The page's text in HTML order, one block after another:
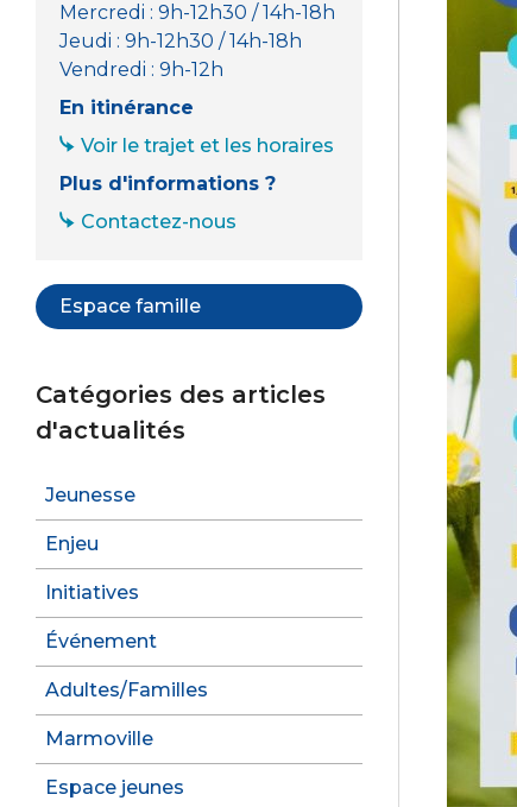
Mercredi : 9h-12h30 / 14h-18h
Jeudi : 9h-12h30 / 14h-18h
Vendredi : 9h-12h
En itinérance
Voir le trajet et les horaires
Plus d'informations ?
Contactez-nous
Espace famille
Catégories des articles
d'actualités
Jeunesse
Enjeu
Initiatives
Événement
Adultes/Familles
Marmoville
Espace jeunes